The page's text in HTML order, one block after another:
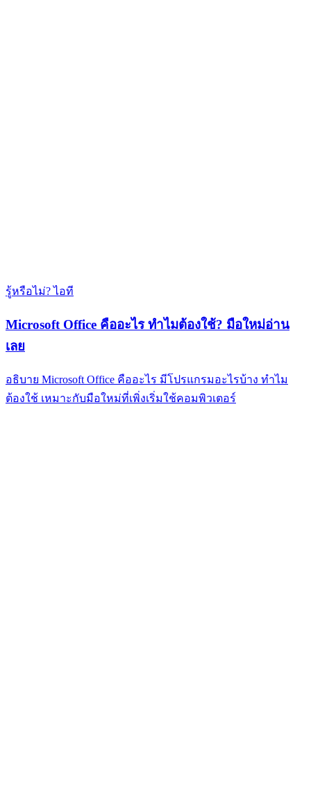
รู้หรือไม่? ไอที
Microsoft Office คืออะไร ทำไมต้องใช้? มือใหม่อ่าน
เลย
อธิบาย Microsoft Office คืออะไร มีโปรแกรมอะไรบ้าง ทำไม
ต้องใช้ เหมาะกับมือใหม่ที่เพิ่งเริ่มใช้คอมพิวเตอร์